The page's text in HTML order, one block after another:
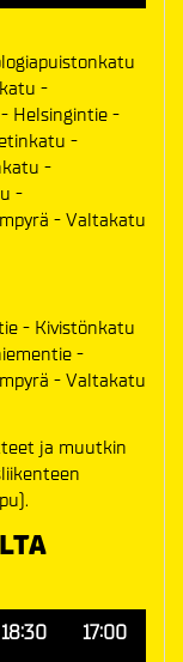
-
Helsingintie -
-
-
-
- Valtakatu
- Kivistönkatu
-
- Valtakatu
ja muutkin
18:30
17:00